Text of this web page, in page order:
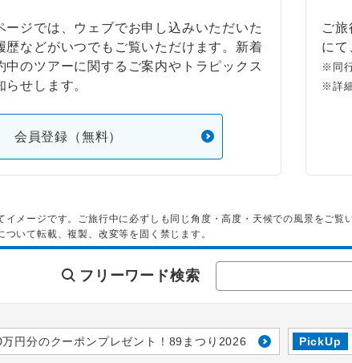
ージでは、ウェブでお申し込みいただいた
歴などがいつでもご覧いただけます。新着
中のツアーに関するご案内やトラピックス
せします。
会員登録（無料）
ご
にて
※同
※詳
メージです。ご旅行中に必ずしも同じ角度・高度・天候での風景をご覧
いて転載、複製、改変等を固く禁じます。
フリーワード検索
円分のクーポンプレゼント！89まつり2026 PickUp